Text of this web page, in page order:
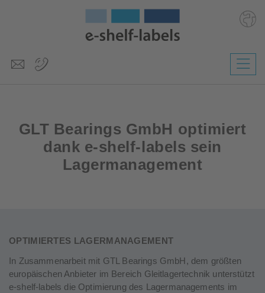
Slovenščina
Nederlands
GLT Bearings GmbH optimiert
dank e-shelf-labels sein
Lagermanagement
OPTIMIERTES LAGERMANAGEMENT
In Zusammenarbeit mit GTL Bearings GmbH, dem größten
europäischen Anbieter im Bereich Gleitlagertechnik unterstützt
e-shelf-labels die Optimierung des Lagermanagements im